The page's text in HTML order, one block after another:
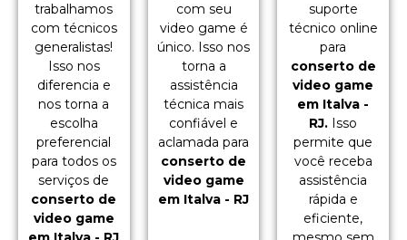
trabalhamos
com técnicos
generalistas!
Isso nos
diferencia e
nos torna a
escolha
preferencial
para todos os
serviços de
conserto de
video game
com seu
video game é
único. Isso nos
torna a
assistência
técnica mais
confiável e
aclamada para
conserto de
video game
em Italva - RJ
suporte
técnico online
para
conserto de
video game
em Italva -
RJ. Isso
permite que
você receba
assistência
rápida e
eficiente,